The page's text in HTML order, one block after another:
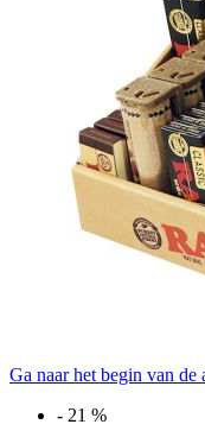
Ga naar het begin van
- 21 %